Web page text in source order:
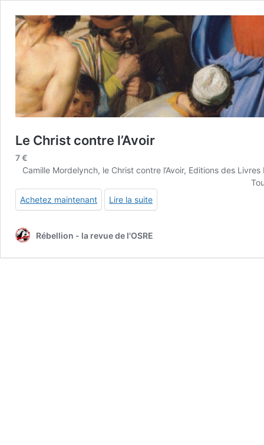
Le Christ contre l’Avoir
7€
Camille Mordelynch, le Christ contre l’Avoir, Editions des
Achetez maintenant
Lire la suite
Rébellion - la revue de l'OSRE